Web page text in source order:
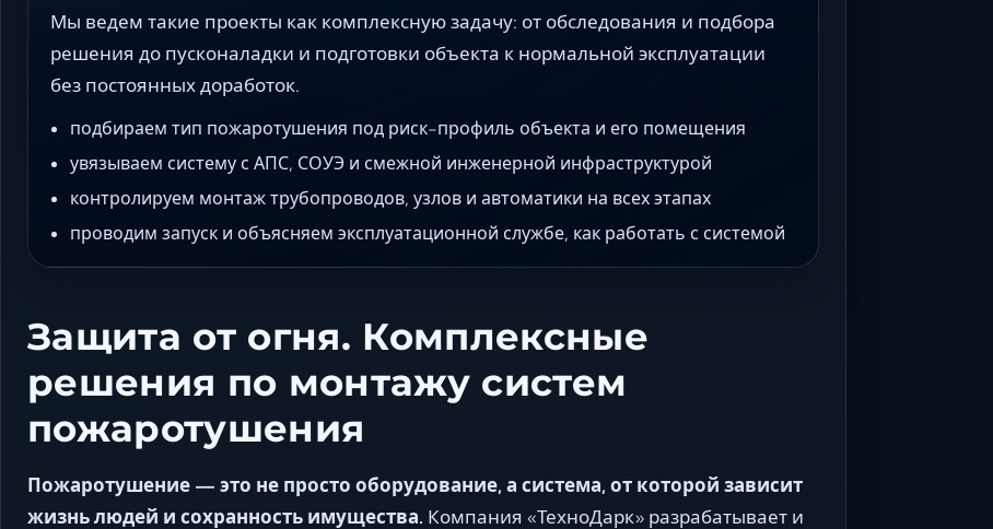
Мы ведем такие проекты как комплексную задачу: от обследования и подбора
решения до пусконаладки и подготовки объекта к нормальной эксплуатации
без постоянных доработок.
подбираем тип пожаротушения под риск-профиль объекта и его помещения
увязываем систему с АПС, СОУЭ и смежной инженерной инфраструктурой
контролируем монтаж трубопроводов, узлов и автоматики на всех этапах
проводим запуск и объясняем эксплуатационной службе, как работать с системой
Защита от огня. Комплексные
решения по монтажу систем
пожаротушения
Пожаротушение — это не просто оборудование, а система, от которой зависит
жизнь людей и сохранность имущества. Компания «ТехноДарк» разрабатывает и